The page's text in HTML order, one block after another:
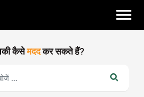
कैसेमददकर सकते हैं?